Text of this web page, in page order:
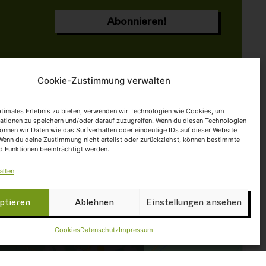
Cookie-Zustimmung verwalten
Erlebnis zu bieten, verwenden wir Technologien wie Cookies, um
zu speichern und/oder darauf zuzugreifen. Wenn du diesen Technologien
wir Daten wie das Surfverhalten oder eindeutige IDs auf dieser Website
du deine Zustimmung nicht erteilst oder zurückziehst, können bestimmte
Funktionen beeinträchtigt werden.
Ablehnen Einstellungen ansehen
CookiesDatenschutzImpressum
auf "Ich stimme zu", um Google
maps zu aktivieren
Cookies